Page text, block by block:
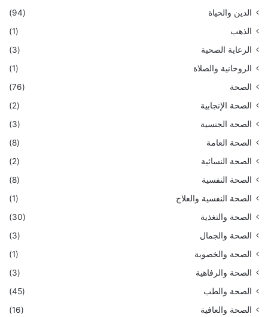
الدين والحياة
(94)
الذهب
(1)
الرعاية الصحية
(3)
الروحانية والصلاة
(1)
الصحة
(76)
الصحة الإنجابية
(2)
الصحة الجنسية
(3)
الصحة العامة
(8)
الصحة النسائية
(2)
الصحة النفسية
(8)
الصحة النفسية والعلاج
(1)
الصحة والتغذية
(30)
الصحة والجمال
(3)
الصحة والخصوبة
(1)
الصحة والرفاهية
(3)
الصحة والطب
(45)
الصحة والعافية
(16)